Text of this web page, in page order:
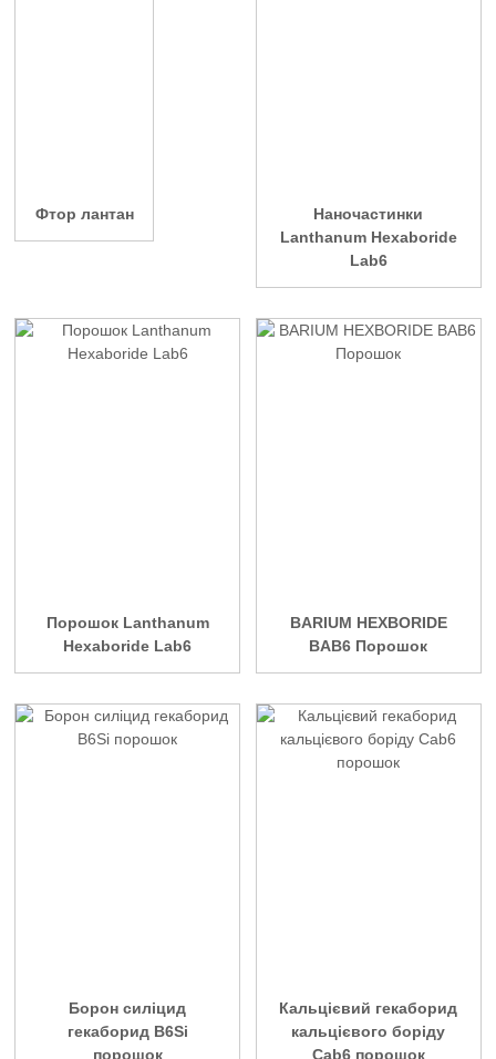
Фтор лантан
Наночастинки
Lanthanum Hexaboride
Lab6
Порошок Lanthanum
Hexaboride Lab6
BARIUM HEXBORIDE
BAB6 Порошок
Борон силіцид
гекаборид B6Si
порошок
Кальцієвий гекаборид
кальцієвого боріду
Cab6 порошок